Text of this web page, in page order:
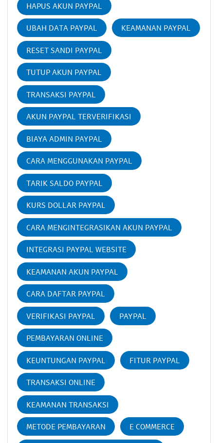
HAPUS AKUN PAYPAL
UBAH DATA PAYPAL KEAMANAN PAYPAL
RESET SANDI PAYPAL
TUTUP AKUN PAYPAL
TRANSAKSI PAYPAL
AKUN PAYPAL TERVERIFIKASI
BIAYA ADMIN PAYPAL
CARA MENGGUNAKAN PAYPAL
TARIK SALDO PAYPAL
KURS DOLLAR PAYPAL
CARA MENGINTEGRASIKAN AKUN PAYPAL
INTEGRASI PAYPAL WEBSITE
KEAMANAN AKUN PAYPAL
CARA DAFTAR PAYPAL
VERIFIKASI PAYPAL PAYPAL
PEMBAYARAN ONLINE
KEUNTUNGAN PAYPAL FITUR PAYPAL
TRANSAKSI ONLINE
KEAMANAN TRANSAKSI
METODE PEMBAYARAN E COMMERCE